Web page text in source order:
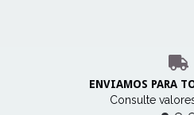
ENVIAMOS PARA
Consulte